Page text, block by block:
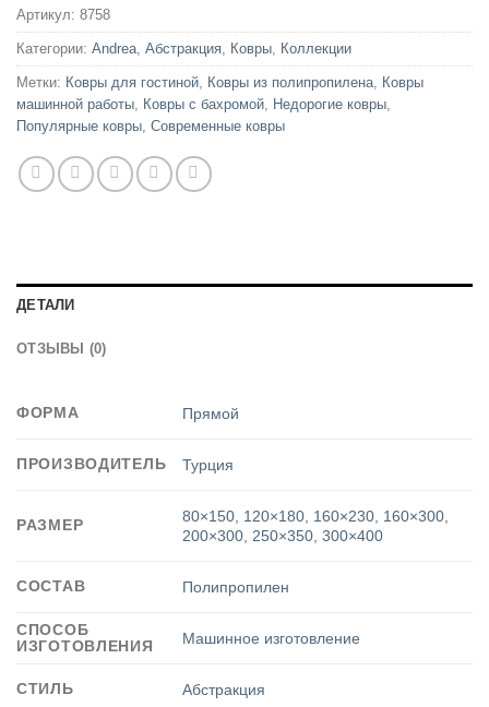
Артикул: 8758
Категории: Andrea Абстракция Ковры Коллекции
Метки: Ковры для гостиной Ковры из полипропилена Ковры
машинной работы Ковры с бахромой Недорогие ковры
Популярные ковры Современные ковры
ДЕТАЛИ
ОТЗЫВЫ (0)
ФОРМА Прямой
ПРОИЗВОДИТЕЛЬ Турция
РАЗМЕР 80×150 120×180 160×230 160×300
200×300 250×350 ,300×400
СОСТАВ Полипропилен
СПОСОБ
ИЗГОТОВЛЕНИЯ
Машинное изготовление
СТИЛЬ Абстракция